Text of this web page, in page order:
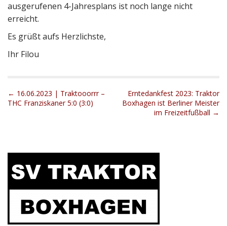
ausgerufenen 4-Jahresplans ist noch lange nicht
erreicht.
Es grüßt aufs Herzlichste,
Ihr Filou
P
o
v
i
← 16.06.2023 | Traktooorrr –
THC Franziskaner 5:0 (3:0)
Erntedankfest 2023: Traktor
Boxhagen ist Berliner Meister
im Freizeitfußball →